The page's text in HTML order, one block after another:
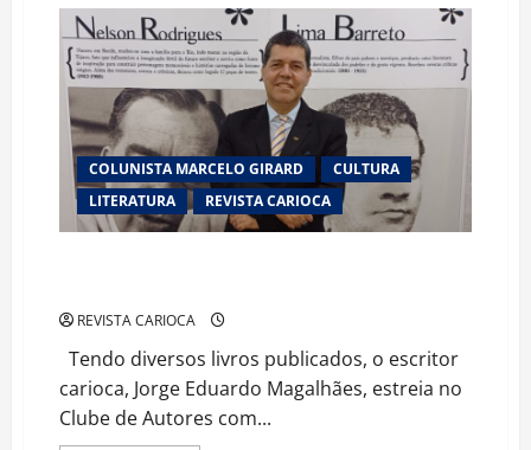
Vidro”
revela
a
sensibilidade
poética
de
Afife
Margareth
Massouh
COLUNISTA MARCELO GIRARD
CULTURA
LITERATURA
REVISTA CARIOCA
REVISTA CARIOCA
Tendo diversos livros publicados, o escritor
carioca, Jorge Eduardo Magalhães, estreia no
Clube de Autores com...